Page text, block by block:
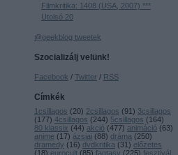
Filmkritika: 1408 (USA, 2007) ***
Utolsó 20
@geekblog tweetek
Szocializálj velünk!
Facebook / Twitter / RSS
Címkék
1csillagos (20) 2csillagos (91) 3csillagos
(177) 4csillagos (244) 5csillagos (164)
80 klassix (44) akció (477) animáció (63)
anime (17) ázsiai (88) dráma (250)
dramedy (16) dvdkritika (31) előzetes
(18) eurocult (85) fantasy (225) fesztivál